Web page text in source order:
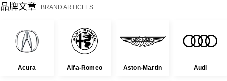
品牌文章 BRAND ARTICLES
Acura Alfa-Romeo Aston-Martin Audi